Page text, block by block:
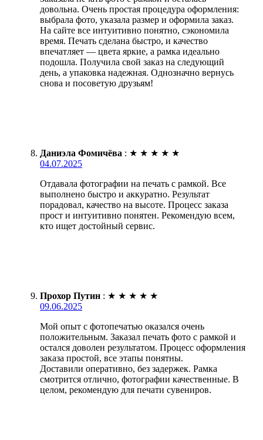
довольна. Очень простая процедура оформления:
выбрала фото, указала размер и оформила заказ.
На сайте все интуитивно понятно, сэкономила
время. Печать сделана быстро, и качество
впечатляет — цвета яркие, а рамка идеально
подошла. Получила свой заказ на следующий
день, а упаковка надежная. Однозначно вернусь
снова и посоветую друзьям!
Даниэла Фомичёва : ★ ★ ★ ★ ★
04.07.2025
Отдавала фотографии на печать с рамкой. Все
выполнено быстро и аккуратно. Результат
порадовал, качество на высоте. Процесс заказа
прост и интуитивно понятен. Рекомендую всем,
кто ищет достойный сервис.
Прохор Путин : ★ ★ ★ ★ ★
09.06.2025
Мой опыт с фотопечатью оказался очень
положительным. Заказал печать фото с рамкой и
остался доволен результатом. Процесс оформления
заказа простой, все этапы понятны.
Доставили оперативно, без задержек. Рамка
смотрится отлично, фотографии качественные. В
целом, рекомендую для печати сувениров.